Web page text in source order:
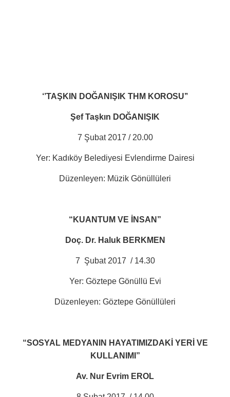
‘’TAŞKIN DOĞANIŞIK THM KOROSU’’
Şef Taşkın DOĞANIŞIK
7 Şubat 2017 / 20.00
Yer: Kadıköy Belediyesi Evlendirme Dairesi
Düzenleyen: Müzik Gönüllüleri
“KUANTUM VE İNSAN”
Doç. Dr. Haluk BERKMEN
7 Şubat 2017 / 14.30
Yer: Göztepe Gönüllü Evi
Düzenleyen: Göztepe Gönüllüleri
“SOSYAL MEDYANIN HAYATIMIZDAKİ YERİ VE
KULLANIMI”
Av. Nur Evrim EROL